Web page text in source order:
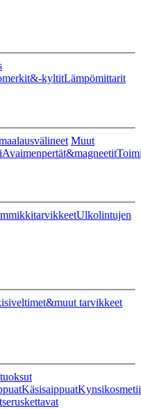
kyltitLämpömittarit
Muut
Avaimenpertät&magneetit
Ulkolintujen
tarvikkeet
Käsisaippuat